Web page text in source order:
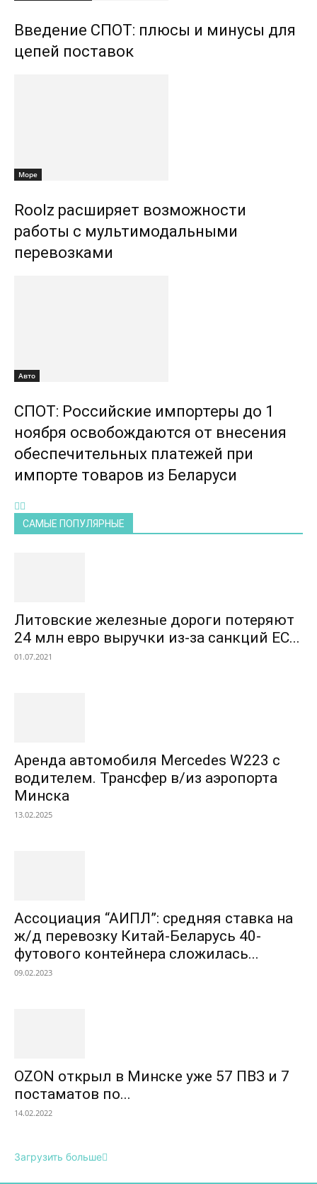
Введение СПОТ: плюсы и минусы для
цепей поставок
Море
Roolz расширяет возможности
работы с мультимодальными
перевозками
Авто
СПОТ: Российские импортеры до 1
ноября освобождаются от внесения
обеспечительных платежей при
импорте товаров из Беларуси
САМЫЕ ПОПУЛЯРНЫЕ
Литовские железные дороги потеряют
24 млн евро выручки из-за санкций ЕС...
01.07.2021
Аренда автомобиля Mercedes W223 с
водителем. Трансфер в/из аэропорта
Минска
13.02.2025
Ассоциация “АИПЛ”: средняя ставка на
ж/д перевозку Китай-Беларусь 40-
футового контейнера сложилась...
09.02.2023
OZON открыл в Минске уже 57 ПВЗ и 7
постаматов по...
14.02.2022
Загрузить больше